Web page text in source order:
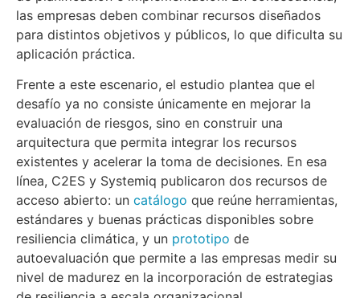
las empresas deben combinar recursos diseñados
para distintos objetivos y públicos, lo que dificulta su
aplicación práctica.
Frente a este escenario, el estudio plantea que el
desafío ya no consiste únicamente en mejorar la
evaluación de riesgos, sino en construir una
arquitectura que permita integrar los recursos
existentes y acelerar la toma de decisiones. En esa
línea, C2ES y Systemiq publicaron dos recursos de
acceso abierto: un catálogo que reúne herramientas,
estándares y buenas prácticas disponibles sobre
resiliencia climática, y un prototipo de
autoevaluación que permite a las empresas medir su
nivel de madurez en la incorporación de estrategias